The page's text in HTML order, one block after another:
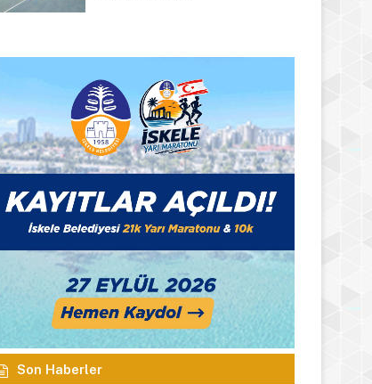
Son Haberler